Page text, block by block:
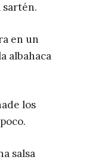
sartén.
en un
albahaca
los
salsa